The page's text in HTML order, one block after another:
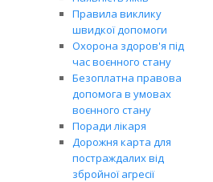
Правила виклику
швидкої допомоги
Охорона здоров'я під
час воєнного стану
Безоплатна правова
допомога в умовах
воєнного стану
Поради лікаря
Дорожня карта для
постраждалих від
збройної агресії